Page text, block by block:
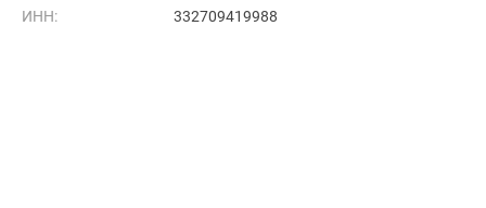
ИНН: 332709419988